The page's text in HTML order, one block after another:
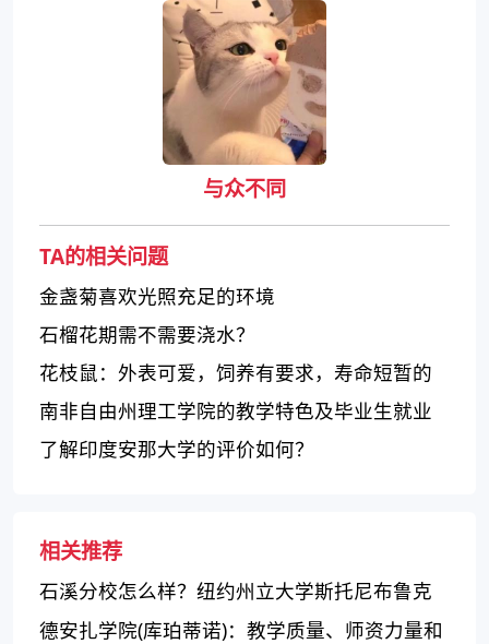
与众不同
TA的相关问题
金盏菊喜欢光照充足的环境
石榴花期需不需要浇水？
花枝鼠：外表可爱，饲养有要求，寿命短暂的
宠物
南非自由州理工学院的教学特色及毕业生就业
表现如何？
了解印度安那大学的评价如何？
相关推荐
石溪分校怎么样？纽约州立大学斯托尼布鲁克
的特点和优势
德安扎学院(库珀蒂诺)：教学质量、师资力量和